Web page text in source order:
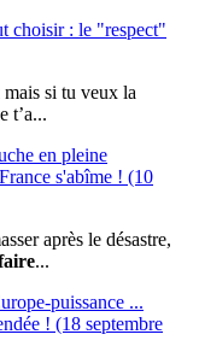
choisir : le "respect"
si tu veux la
t’a...
en pleine
s'abîme ! (10
après le désastre,
...
puissance ...
! (18 septembre